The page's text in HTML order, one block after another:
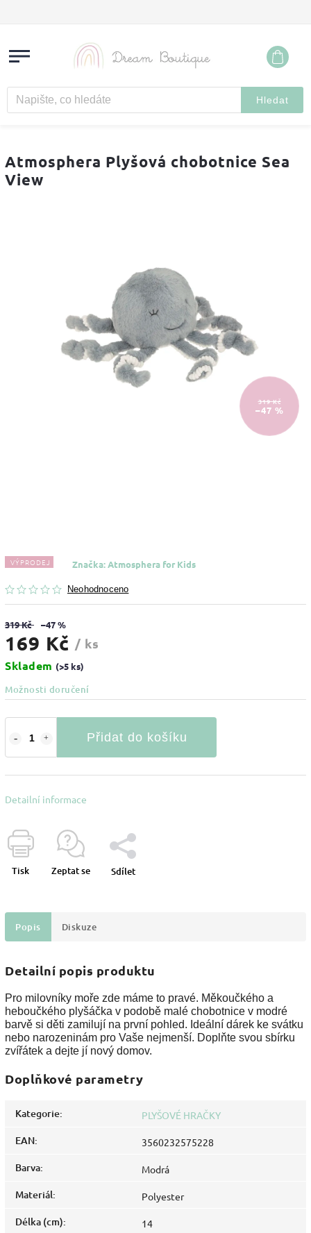
Hledat
Atmosphera Plyšová chobotnice Sea
View
319 Kč
–47 %
VÝPRODEJ
Neohodnoceno
Značka:Atmosphera for Kids
319 Kč –47 %
169 Kč / ks
Skladem (>5 ks)
Možnosti doručení
Přidat do košíku
Detailní informace
Tisk Zeptat se Sdílet
Popis Diskuze
Detailní popis produktu
Pro milovníky moře zde máme to pravé. Měkoučkého a
heboučkého plyšáčka v podobě malé chobotnice v modré
barvě si děti zamilují na první pohled. Ideální dárek ke svátku
nebo narozeninám pro Vaše nejmenší. Doplňte svou sbírku
zvířátek a dejte jí nový domov.
Doplňkové parametry
Kategorie: PLYŠOVÉ HRAČKY
EAN: 3560232575228
Barva: Modrá
Materiál: Polyester
Délka (cm): 14